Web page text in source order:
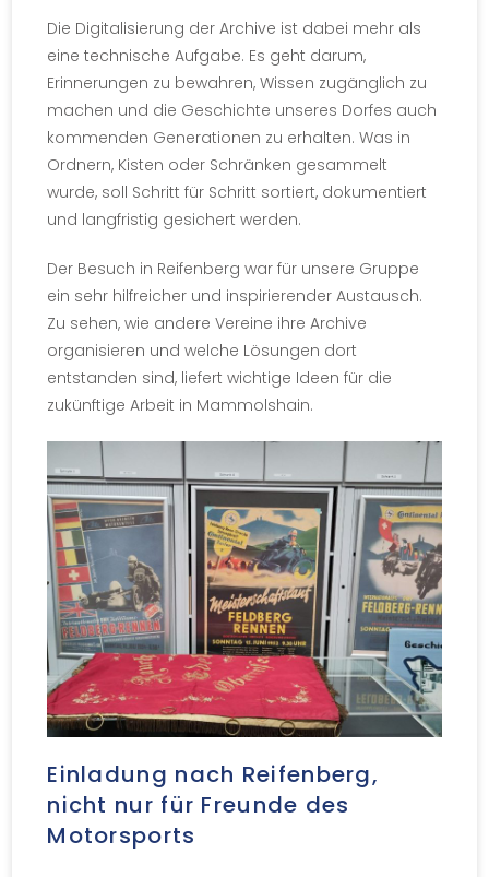
Die Digitalisierung der Archive ist dabei mehr als
eine technische Aufgabe. Es geht darum,
Erinnerungen zu bewahren, Wissen zugänglich zu
machen und die Geschichte unseres Dorfes auch
kommenden Generationen zu erhalten. Was in
Ordnern, Kisten oder Schränken gesammelt
wurde, soll Schritt für Schritt sortiert, dokumentiert
und langfristig gesichert werden.
Der Besuch in Reifenberg war für unsere Gruppe
ein sehr hilfreicher und inspirierender Austausch.
Zu sehen, wie andere Vereine ihre Archive
organisieren und welche Lösungen dort
entstanden sind, liefert wichtige Ideen für die
zukünftige Arbeit in Mammolshain.
Einladung nach Reifenberg,
nicht nur für Freunde des
Motorsports